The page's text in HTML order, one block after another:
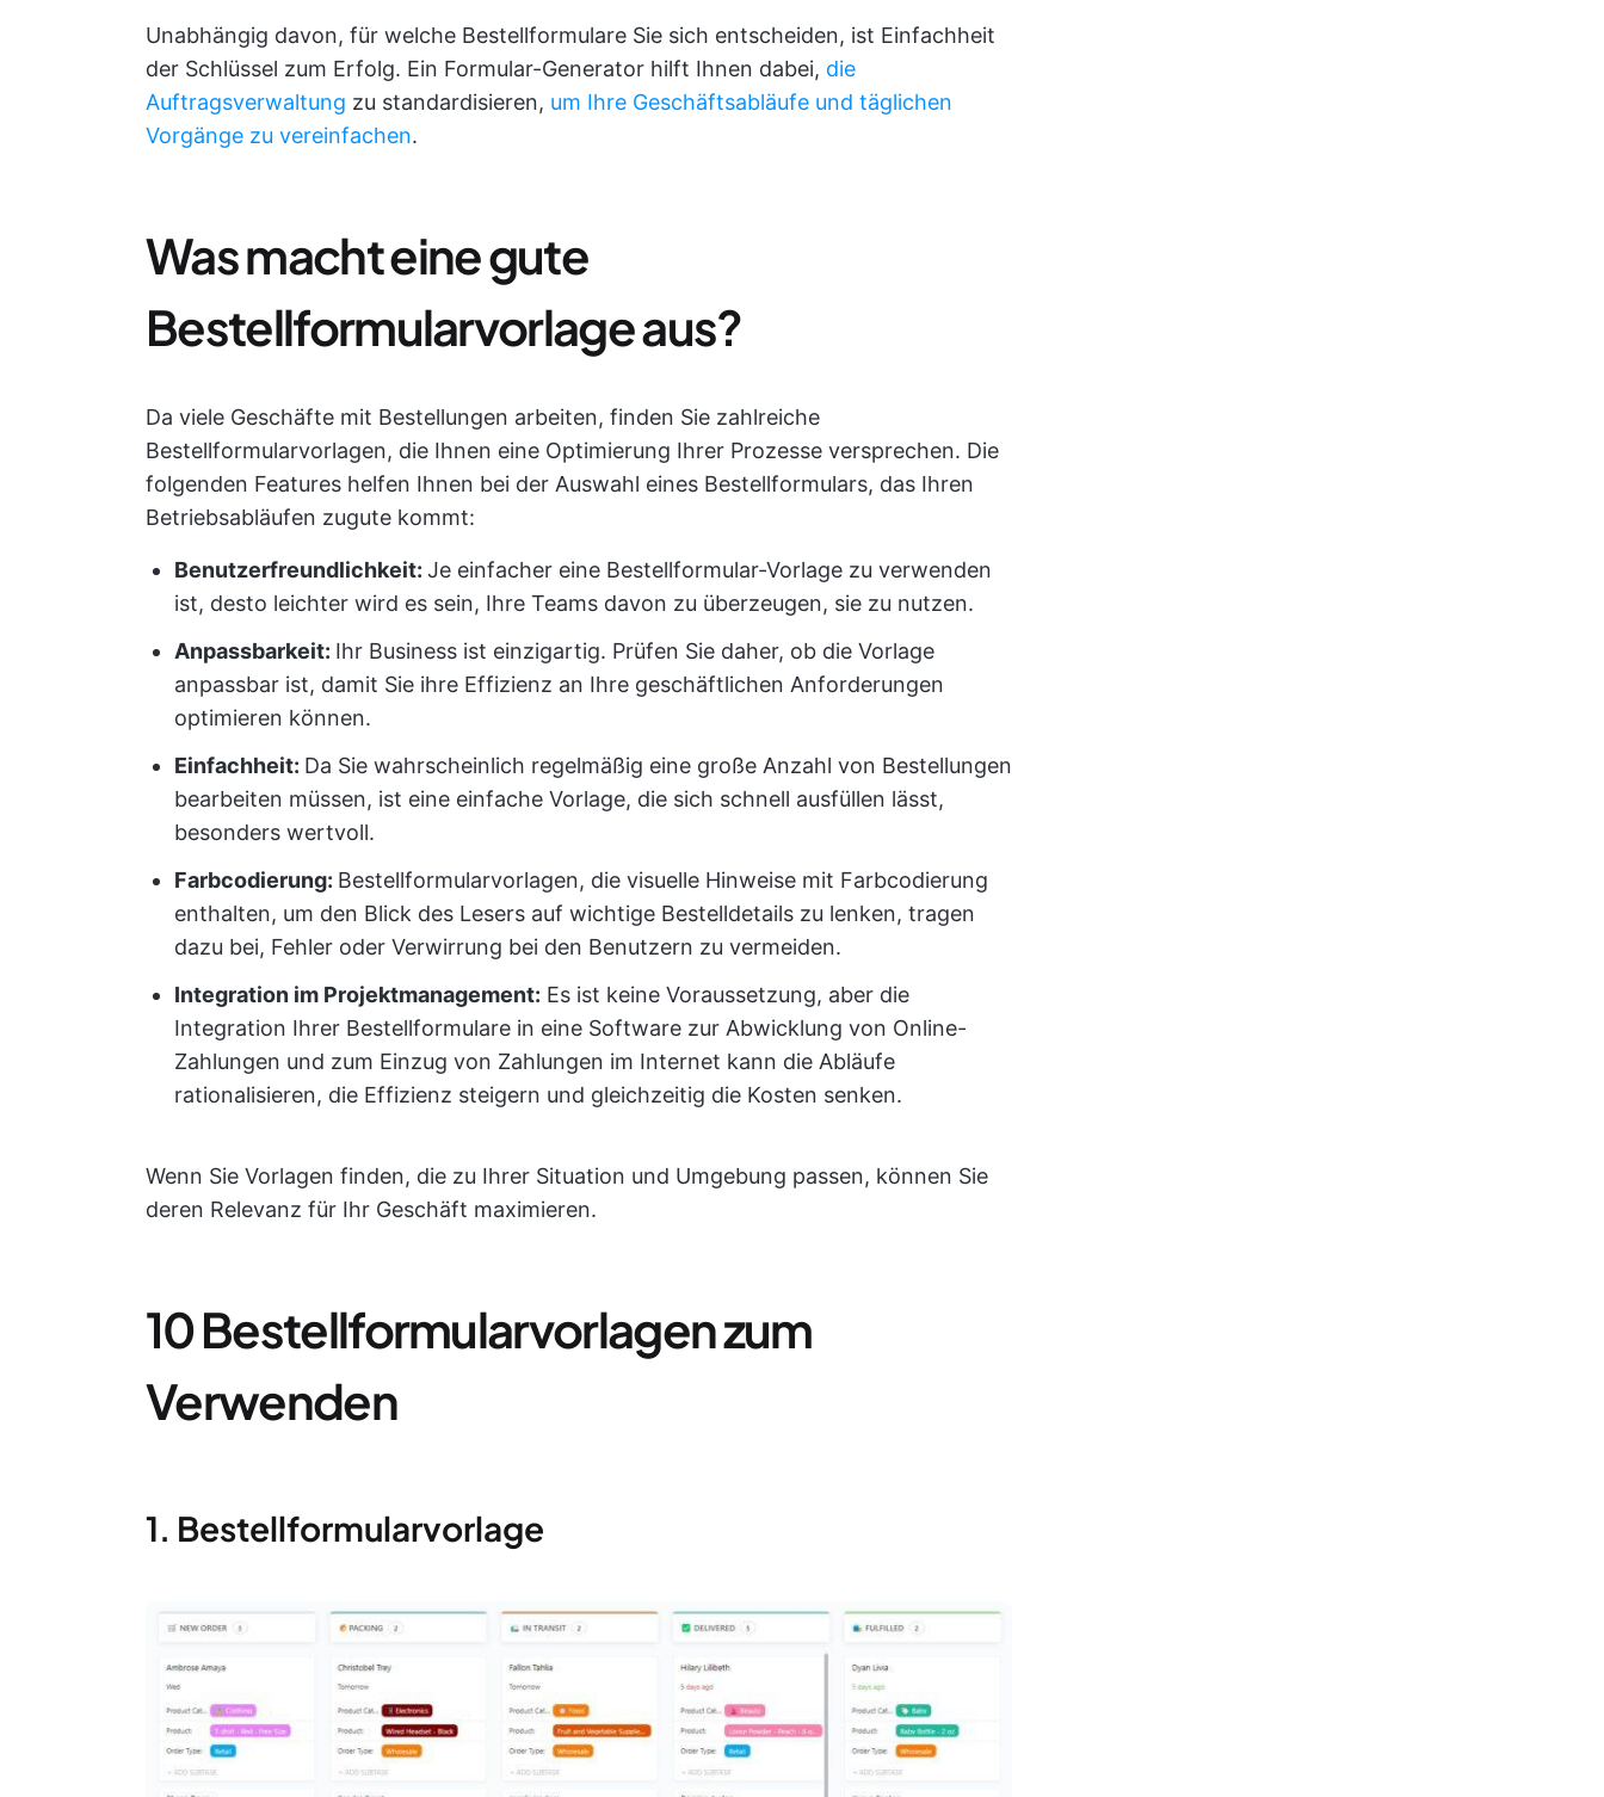
Unabhängig davon, für welche Bestellformulare Sie sich entscheiden, ist Einfachheit
der Schlüssel zum Erfolg. Ein Formular-Generator hilft Ihnen dabei, die
Auftragsverwaltung zu standardisieren, um Ihre Geschäftsabläufe und täglichen
Vorgänge zu vereinfachen.
Was macht eine gute
Bestellformularvorlage aus?
Da viele Geschäfte mit Bestellungen arbeiten, finden Sie zahlreiche
Bestellformularvorlagen, die Ihnen eine Optimierung Ihrer Prozesse versprechen. Die
folgenden Features helfen Ihnen bei der Auswahl eines Bestellformulars, das Ihren
Betriebsabläufen zugute kommt:
Benutzerfreundlichkeit: Je einfacher eine Bestellformular-Vorlage zu verwenden
ist, desto leichter wird es sein, Ihre Teams davon zu überzeugen, sie zu nutzen.
Anpassbarkeit: Ihr Business ist einzigartig. Prüfen Sie daher, ob die Vorlage
anpassbar ist, damit Sie ihre Effizienz an Ihre geschäftlichen Anforderungen
optimieren können.
Einfachheit: Da Sie wahrscheinlich regelmäßig eine große Anzahl von Bestellungen
bearbeiten müssen, ist eine einfache Vorlage, die sich schnell ausfüllen lässt,
besonders wertvoll.
Farbcodierung: Bestellformularvorlagen, die visuelle Hinweise mit Farbcodierung
enthalten, um den Blick des Lesers auf wichtige Bestelldetails zu lenken, tragen
dazu bei, Fehler oder Verwirrung bei den Benutzern zu vermeiden.
Integration im Projektmanagement: Es ist keine Voraussetzung, aber die
Integration Ihrer Bestellformulare in eine Software zur Abwicklung von Online-
Zahlungen und zum Einzug von Zahlungen im Internet kann die Abläufe
rationalisieren, die Effizienz steigern und gleichzeitig die Kosten senken.
Wenn Sie Vorlagen finden, die zu Ihrer Situation und Umgebung passen, können Sie
deren Relevanz für Ihr Geschäft maximieren.
10 Bestellformularvorlagen zum
Verwenden
1. Bestellformularvorlage